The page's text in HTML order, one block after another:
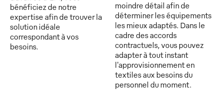
bénéficiez de notre
expertise afin de trouver la
solution idéale
correspondant à vos
besoins.
moindre détail afin de
déterminer les équipements
les mieux adaptés. Dans le
cadre des accords
contractuels, vous pouvez
adapter à tout instant
l'approvisionnement en
textiles aux besoins du
personnel du moment.